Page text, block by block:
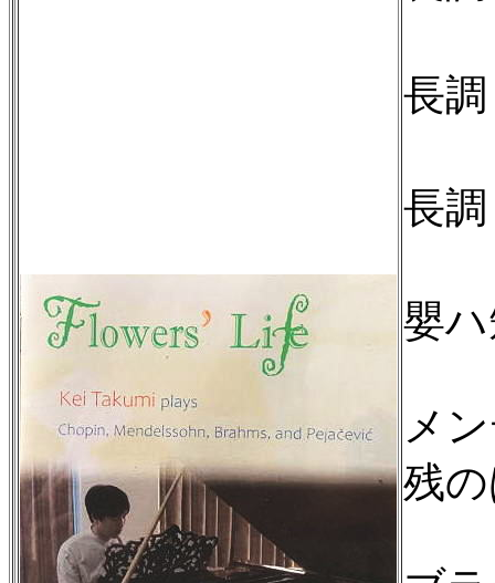
長調
長調
嬰ハ
メ
残